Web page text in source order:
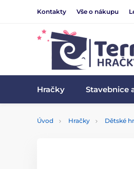
Kontakty Vše o nákupu
Hračky Stavebnice
Úvod Hračky Dětské